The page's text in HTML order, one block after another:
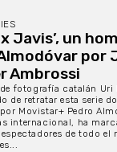
Javis’, un
por
Ambrossi
fotografía catalán Uri
de retratar esta serie
Movistar+ Pedro
internacional, ha
de todo el